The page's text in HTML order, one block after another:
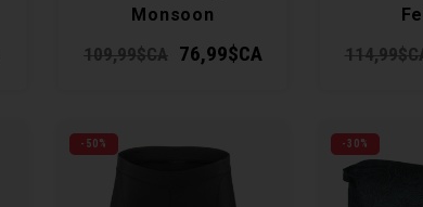
Monsoon
Oceanweave P16+
Urban15.8L
109,99$CA 76,99$CA
-50% -30%